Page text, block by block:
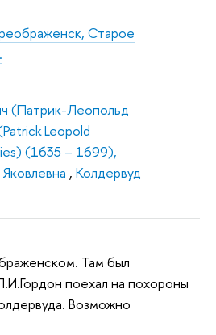
Старое
(Патрик-Леопольд
Leopold
(1635 – 1699),
, Колдервуд
Там был
поехал на похороны
Возможно